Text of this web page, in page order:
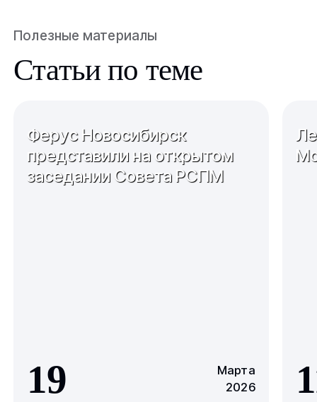
Полезные материалы
Статьи по теме
Ферус Новосибирск
представили на открытом
заседании Совета РСПМ
19
Марта
2026